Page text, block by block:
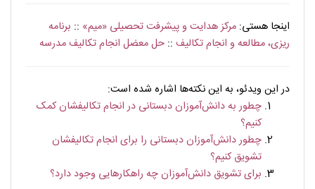
اینجا هستی: مرکز هدایت و پیشرفت تحصیلی «میم» :: برنامه
ریزی، مطالعه و انجام تکالیف :: حل معضل انجام تکالیف مدرسه
. . . . . . . . . . . . .
در این ویدئو، به این نکته‌ها اشاره شده است:
چطور به دانش‌آموزان دبستانی در انجام تکالیفشان کمک
کنیم؟
چطور دانش‌آموزان دبستانی را برای انجام تکالیفشان
تشویق کنیم؟
برای تشویق دانش‌آموزان چه راهکارهایی وجود دارد؟